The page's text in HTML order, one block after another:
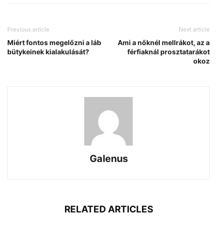
Previous article
Miért fontos megelőzni a láb
bütykeinek kialakulását?
Next article
Ami a nőknél mellrákot, az a
férfiaknál prosztatarákot
okoz
Galenus
RELATED ARTICLES